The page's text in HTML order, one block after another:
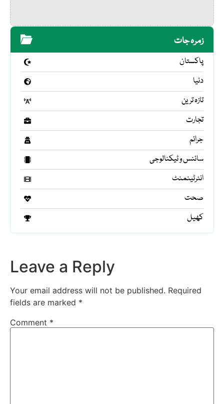
زمرہ جات
پاکستان
دنیا
تازہ ترین
تجارت
جرائم
سائنس و ٹیکنالوجی
انٹرٹینمنٹ
صحت
کھیل
Leave a Reply
Your email address will not be published. Required
fields are marked *
Comment *